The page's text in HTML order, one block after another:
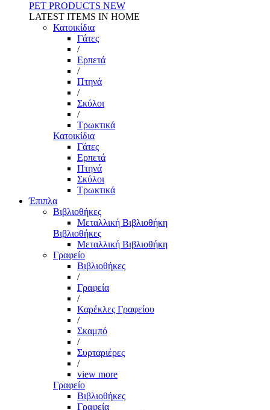
PET PRODUCTS NEW
LATEST ITEMS IN HOME
Κατοικίδια
Γάτες
/
Ερπετά
/
Πτηνά
/
Σκύλοι
/
Τρωκτικά
Κατοικίδια
Γάτες
Ερπετά
Πτηνά
Σκύλοι
Τρωκτικά
Έπιπλα
Βιβλιοθήκες
Μεταλλική Βιβλιοθήκη
Βιβλιοθήκες
Μεταλλική Βιβλιοθήκη
Γραφείο
Βιβλιοθήκες
/
Γραφεία
/
Καρέκλες Γραφείου
/
Σκαμπό
/
Συρταριέρες
/
view more
Γραφείο
Βιβλιοθήκες
Γραφεία